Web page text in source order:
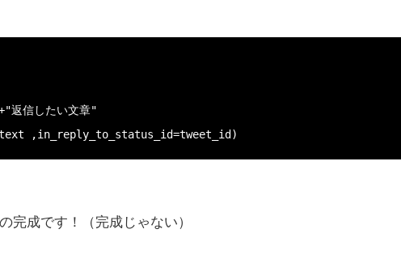
,in_reply_to_status_id=tweet_id)
完成です！（完成じゃない）